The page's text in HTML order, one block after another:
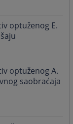
optuženog E.
optuženog A.
saobraćaja